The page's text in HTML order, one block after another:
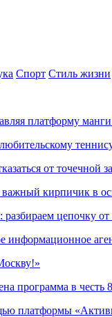
Спорт Стиль жизни
платформу
от точечной
кирпичик в
цепочку
информационное
программа в
платформы